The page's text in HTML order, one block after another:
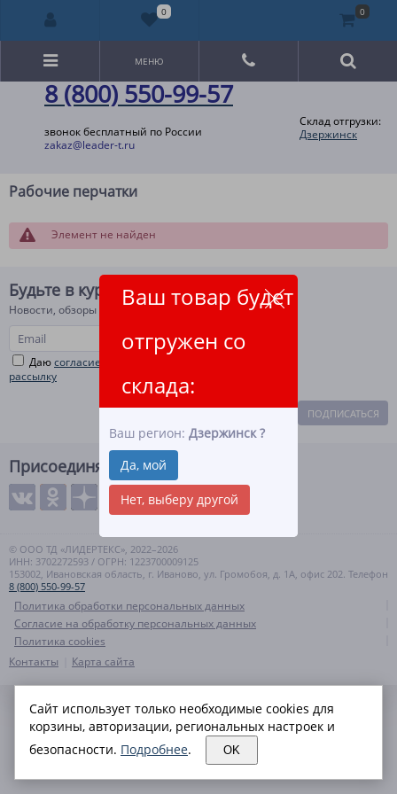
8 (800) 550-99-57
звонок бесплатный по России
zakaz@leader-t.ru
Склад отгрузки:
Дзержинск
Ваш товар будет
отгружен со
склада:
Ваш регион:Дзержинск ?
Да, мой
Нет, выберу другой
МЕНЮ
Рабочие перчатки
Элемент не найден
Будьте в курсе!
Новости, обзоры и акции
Даюсогласие на рекламную и информационную
рассылку
ПОДПИСАТЬСЯ
Присоединяйтесь
© ООО ТД «ЛИДЕРТЕКС», 2022–2026
ИНН: 3702272593 / ОГРН: 1223700009125
153002, Ивановская область, г. Иваново, ул. Громобоя, д. 1А, офис 202. Телефон
8 (800) 550-99-57
Политика обработки персональных данных
Согласие на обработку персональных данных
Политика cookies
Контакты
Карта сайта
0 0
Сайт использует только необходимые cookies для
корзины, авторизации, региональных настроек и
безопасности. Подробнее. OK